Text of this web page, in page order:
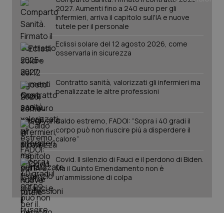
Salute orale & impianti
Sangue & coagulazione
Tiroide
Tumore al seno
Tumore ovarico
Tumori del Polmone & Testa Collo
Tumori gastrointestinali
Ulcera & Reflusso
2027. Aumenti fino a 240 euro per gli
infermieri, arriva il capitolo sull'IA e nuove
tutele per il personale
Eclissi solare del 12 agosto 2026, come
osservarla in sicurezza
Contratto sanità, valorizzati gli infermieri ma
penalizzate le altre professioni
Caldo estremo, FADOI: “Sopra i 40 gradi il
corpo può non riuscire più a disperdere il
calore”
Covid. Il silenzio di Fauci e il perdono di Biden.
Ma il Quinto Emendamento non è
un’ammissione di colpa
CookieScriptConsent
CookieScript